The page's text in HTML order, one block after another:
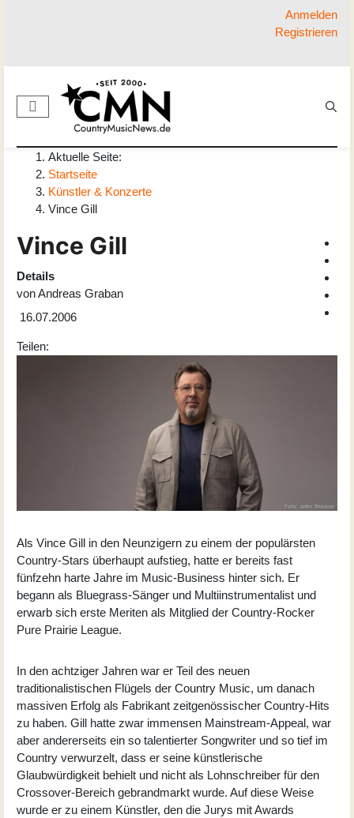
Anmelden
Registrieren
Aktuelle Seite:
Startseite
Künstler & Konzerte
Vince Gill
Vince Gill
Details
vonAndreas Graban
16.07.2006
Teilen:
Als Vince Gill in den Neunzigern zu einem der populärsten
Country-Stars überhaupt aufstieg, hatte er bereits fast
fünfzehn harte Jahre im Music-Business hinter sich. Er
begann als Bluegrass-Sänger und Multiinstrumentalist und
erwarb sich erste Meriten als Mitglied der Country-Rocker
Pure Prairie League.
In den achtziger Jahren war er Teil des neuen
traditionalistischen Flügels der Country Music, um danach
massiven Erfolg als Fabrikant zeitgenössischer Country-Hits
zu haben. Gill hatte zwar immensen Mainstream-Appeal, war
aber andererseits ein so talentierter Songwriter und so tief im
Country verwurzelt, dass er seine künstlerische
Glaubwürdigkeit behielt und nicht als Lohnschreiber für den
Crossover-Bereich gebrandmarkt wurde. Auf diese Weise
wurde er zu einem Künstler, den die Jurys mit Awards